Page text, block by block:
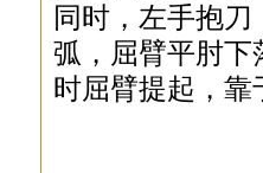
同时，左手抱刀
弧，屈臂平肘下
时屈臂提起，